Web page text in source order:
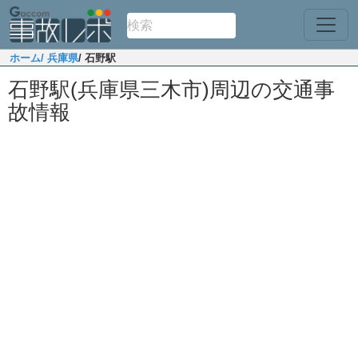
ホーム/ 兵庫県/ 石野駅
石野駅(兵庫県三木市)周辺の交通事
故情報